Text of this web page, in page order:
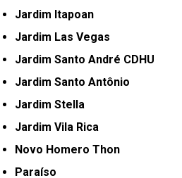
Jardim Itapoan
Jardim Las Vegas
Jardim Santo André CDHU
Jardim Santo Antônio
Jardim Stella
Jardim Vila Rica
Novo Homero Thon
Paraíso